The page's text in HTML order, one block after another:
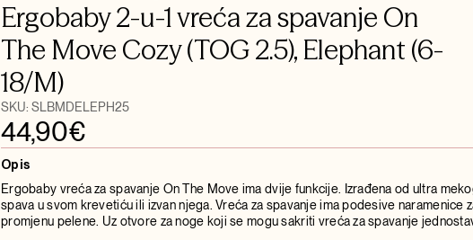
Ergobaby 2-u-1 vreća za spavanje On
The Move Cozy (TOG 2.5), Elephant (6-
18/M)
SKU: SLBMDELEPH25
44,90€
Opis
Ergobaby vreća za spavanje On The Move ima dvije funkcije. Izrađena od ultra
spava u svom krevetiću ili izvan njega. Vreća za spavanje ima podesive
promjenu pelene. Uz otvore za noge koji se mogu sakriti vreća za spavanje